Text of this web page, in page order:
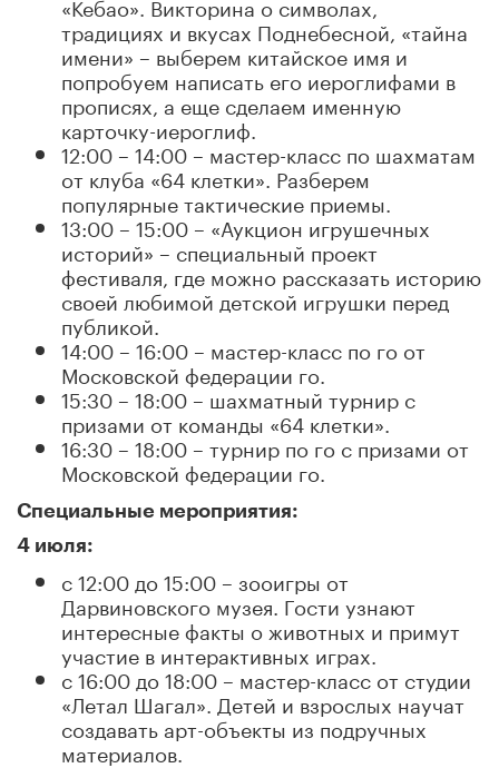
традициях и вкусах Поднебесной, «тайна
имени» – выберем китайское имя и
попробуем написать его иероглифами в
прописях, а еще сделаем именную
карточку-иероглиф.
12:00 – 14:00 – мастер-класс по шахматам
от клуба «64 клетки». Разберем
популярные тактические приемы.
13:00 – 15:00 – «Аукцион игрушечных
историй» – специальный проект
фестиваля, где можно рассказать историю
своей любимой детской игрушки перед
публикой.
14:00 – 16:00 – мастер-класс по го от
Московской федерации го.
15:30 – 18:00 – шахматный турнир с
призами от команды «64 клетки».
16:30 – 18:00 – турнир по го с призами от
Московской федерации го.
Специальные мероприятия:
4 июля:
с 12:00 до 15:00 – зооигры от
Дарвиновского музея. Гости узнают
интересные факты о животных и примут
участие в интерактивных играх.
с 16:00 до 18:00 – мастер-класс от студии
«Летал Шагал». Детей и взрослых научат
создавать арт-объекты из подручных
материалов.